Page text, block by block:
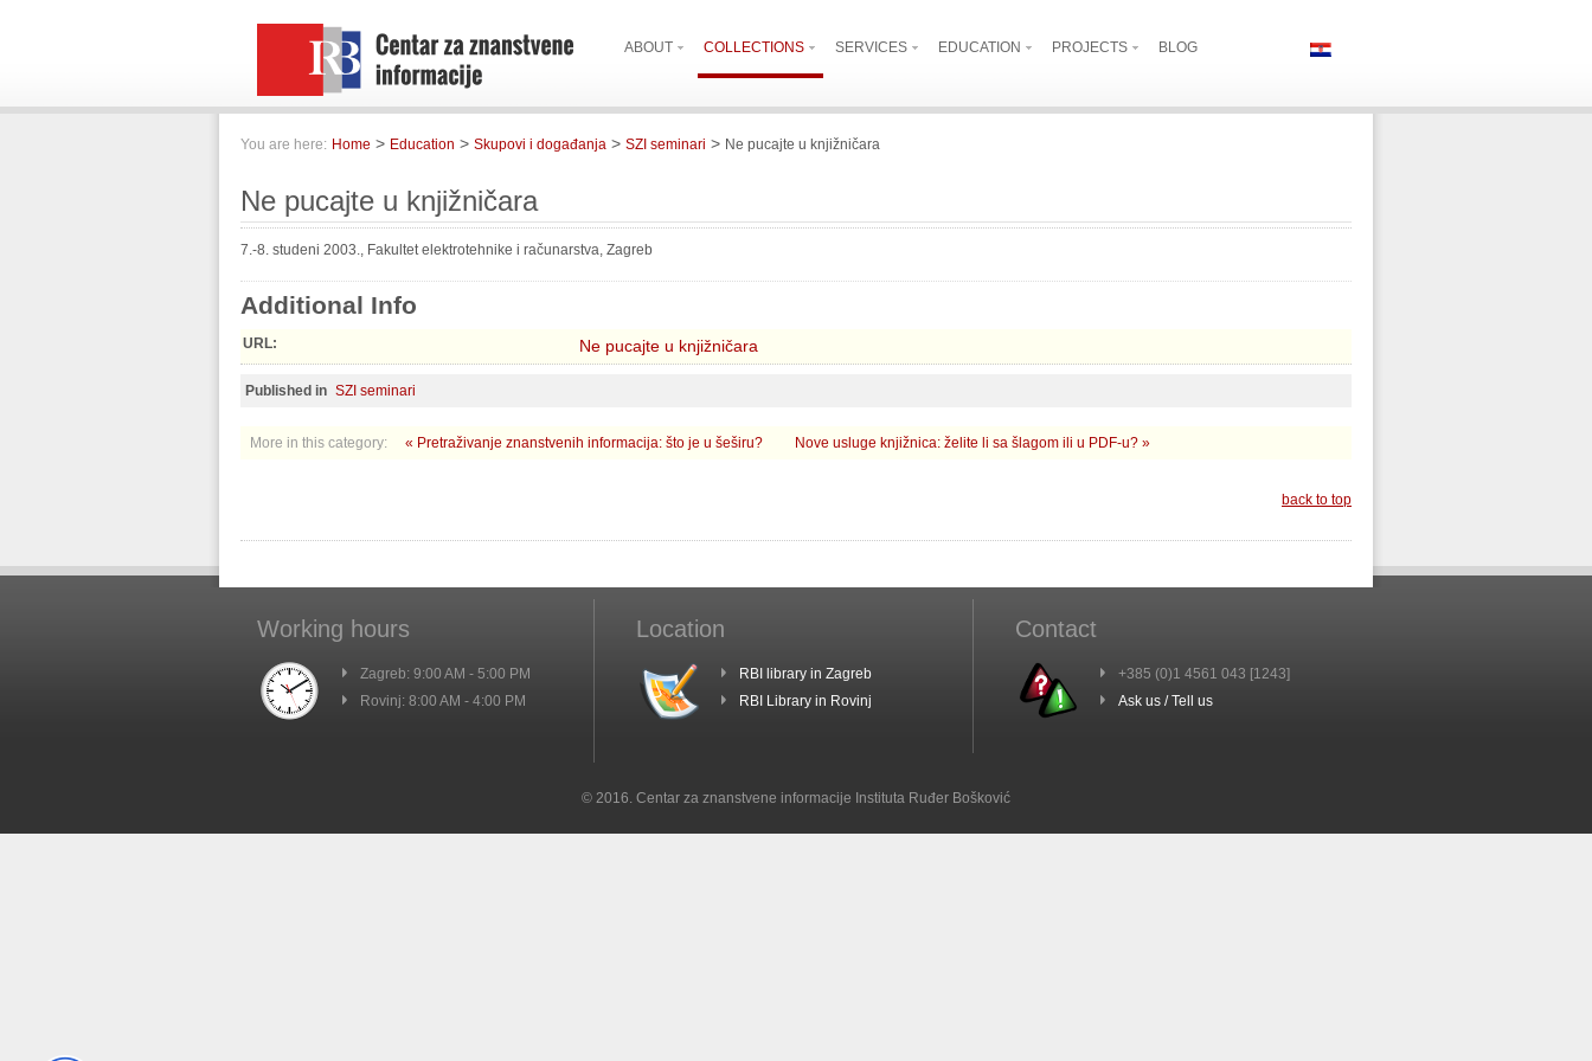
ABOUT COLLECTIONS SERVICES EDUCATION PROJECTS BLOG
You are here: Home > Education > Skupovi i događanja > SZI seminari > Ne pucajte u knjižničara
Ne pucajte u knjižničara
7.-8. studeni 2003., Fakultet elektrotehnike i računarstva, Zagreb
Additional Info
URL: Ne pucajte u knjižničara
Published in SZI seminari
More in this category: « Pretraživanje znanstvenih informacija: što je u šeširu? Nove usluge knjižnica: želite li sa šlagom ili u PDF-u? »
back to top
Working hours
Zagreb: 9:00 AM - 5:00 PM
Rovinj: 8:00 AM - 4:00 PM
Location
RBI library in Zagreb
RBI Library in Rovinj
Contact
+385 (0)1 4561 043 [1243]
Ask us / Tell us
© 2016. Centar za znanstvene informacije Instituta Ruđer Bošković